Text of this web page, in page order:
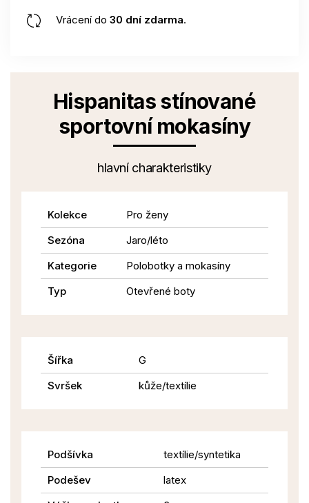
Vrácení do 30 dní zdarma.
Hispanitas stínované
sportovní mokasíny
hlavní charakteristiky
Kolekce
Pro ženy
Sezóna
Jaro/léto
Kategorie
Polobotky a mokasíny
Typ
Otevřené boty
Šířka
G
Svršek
kůže/textílie
Podšívka
textílie/syntetika
Podešev
latex